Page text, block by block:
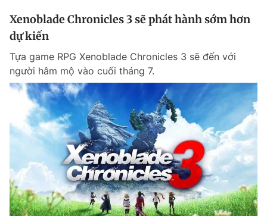
Xenoblade Chronicles 3 sẽ phát hành sớm hơn
dự kiến
Tựa game RPG Xenoblade Chronicles 3 sẽ đến với
người hâm mộ vào cuối tháng 7.